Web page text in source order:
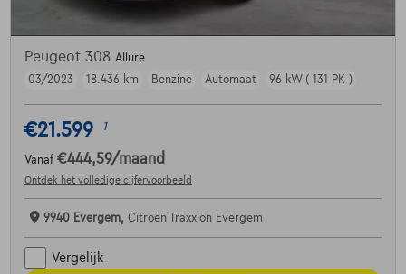
Peugeot 308 Allure
03/2023
18.436 km Benzine Automaat 96 kW ( 131 PK )
€21.599 1
Vanaf €444,59/maand
Ontdek het volledige cijfervoorbeeld
9940 Evergem, Citroën Traxxion Evergem
Vergelijk